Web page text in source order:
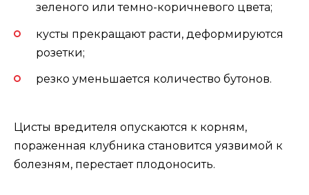
зеленого или темно-коричневого цвета;
кусты прекращают расти, деформируются
розетки;
резко уменьшается количество бутонов.
Цисты вредителя опускаются к корням,
пораженная клубника становится уязвимой к
болезням, перестает плодоносить.